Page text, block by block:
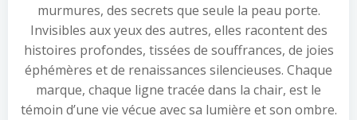
murmures, des secrets que seule la peau porte.
Invisibles aux yeux des autres, elles racontent des
histoires profondes, tissées de souffrances, de joies
éphémères et de renaissances silencieuses. Chaque
marque, chaque ligne tracée dans la chair, est le
témoin d’une vie vécue avec sa lumière et son ombre.